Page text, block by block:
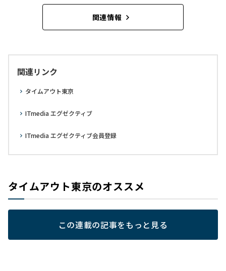
関連情報
関連リンク
タイムアウト東京
ITmedia エグゼクティブ
ITmedia エグゼクティブ会員登録
タイムアウト東京のオススメ
この連載の記事をもっと見る